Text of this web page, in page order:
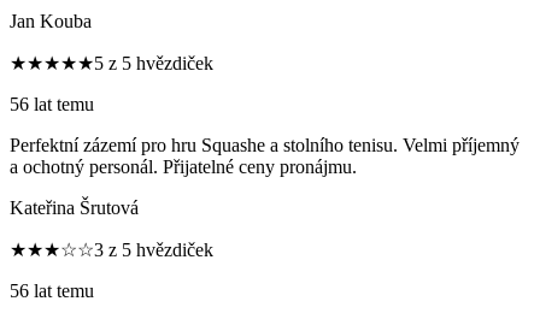
Jan Kouba
★★★★★5 z 5 hvězdiček
56 lat temu
Perfektní zázemí pro hru Squashe a stolního tenisu. Velmi příjemný
a ochotný personál. Přijatelné ceny pronájmu.
Kateřina Šrutová
★★★☆☆3 z 5 hvězdiček
56 lat temu